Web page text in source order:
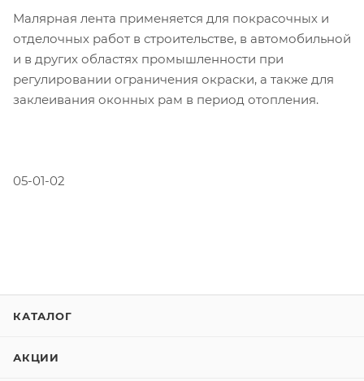
Малярная лента применяется для покрасочных и
отделочных работ в строительстве, в автомобильной
и в других областях промышленности при
регулировании ограничения окраски, а также для
заклеивания оконных рам в период отопления.
05-01-02
КАТАЛОГ
АКЦИИ